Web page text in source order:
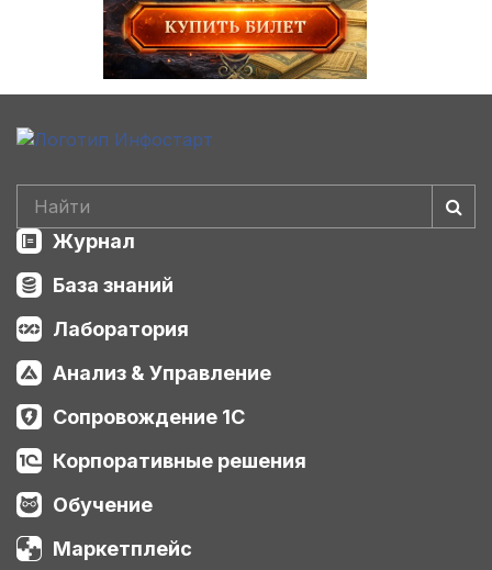
Журнал
База знаний
Лаборатория
Анализ & Управление
Сопровождение 1С
Корпоративные решения
Обучение
Маркетплейс